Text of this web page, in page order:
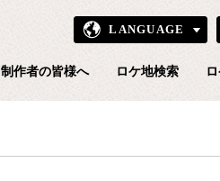
いば
LANGUAGE
制作者の皆様へ ロケ地検索